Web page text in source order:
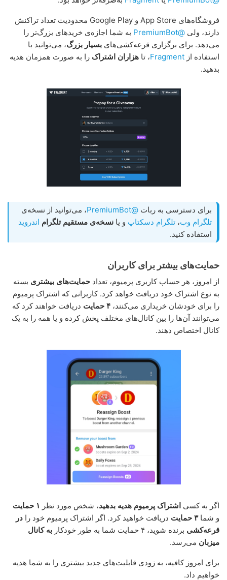
فروشگاه‌های App Store و Google Play محدودیت تعداد تراکنش
دارند، ولی @PremiumBot
به شما اجازه‌ی خریدهای بزرگ‌تر را
می‌دهد. برای برگزاری قرعه‌کشی‌های بسیار بزرگ، می‌توانید با
استفاده از Fragment، تا هزاران اشتراک را به صورت همزمان هدیه
بدهید.
برای دسترسی به ربات @PremiumBot
، می‌توانید از نسخه‌ی
تلگرام وب، تلگرام دسکتاپ و یا نسخه‌ی مستقیم تلگرام اندروید
استفاده کنید.
حمایت‌های بیشتر برای کاربران
از امروز، هر حساب کاربری پرمیوم، تعداد حمایت‌های بیشتری بسته
به نوع اشتراک خود دریافت خواهد کرد. کاربرانی که اشتراک پرمیوم
را برای خودشان خریداری می‌کنند، ۴ حمایت
دریافت خواهند کرد که
می‌توانند آن‌ها را بین کانال‌های مختلف پخش کرده و یا همه را به یک
کانال اختصاص دهند.
اگر به کسی اشتراک پرمیوم هدیه بدهید، شخص مورد نظر ۱ حمایت
و شما۳ حمایت دریافت خواهید کرد. اگر اشتراک پرمیوم خود را در
قرعه‌کشی برنده شوید، ۴ حمایت شما به طور خودکار
به کانال
میزبان می‌رسد.
برای امروز کافیه، به زودی قابلیت‌های جدید بیشتری را به شما هدیه
خواهیم داد.